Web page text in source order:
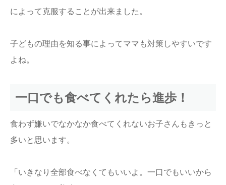
によって克服することが出来ました。
子どもの理由を知る事によってママも対策しやすいです
よね。
一口でも食べてくれたら進歩！
食わず嫌いでなかなか食べてくれないお子さんもきっと
多いと思います。
「いきなり全部食べなくてもいいよ。一口でもいいから